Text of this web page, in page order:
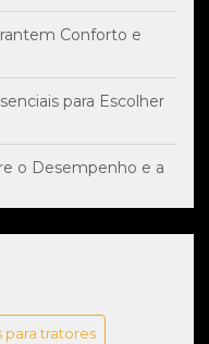
Conforto e
para Escolher
o Desempenho e a
no Desempenho e
escolher a
para tratores